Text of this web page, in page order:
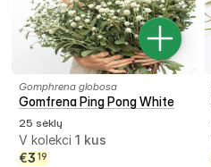
Gomphrena globosa
Gomfrena Ping Pong White
25 sėklų
V kolekci 1 kus
€3 19